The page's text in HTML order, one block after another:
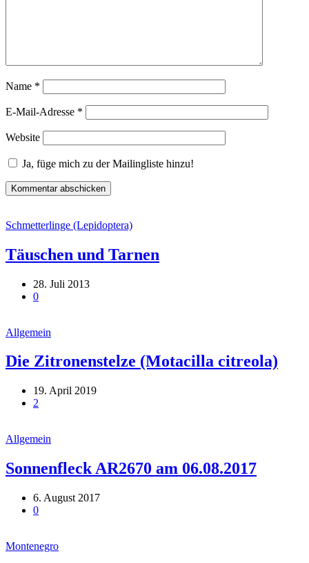
Name *
E-Mail-Adresse *
Website
Ja, füge mich zu der Mailingliste hinzu!
Schmetterlinge (Lepidoptera)
Täuschen und Tarnen
28. Juli 2013
0
Allgemein
Die Zitronenstelze (Motacilla citreola)
19. April 2019
2
Allgemein
Sonnenfleck AR2670 am 06.08.2017
6. August 2017
0
Montenegro